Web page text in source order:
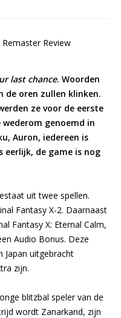
last chance. Woorden
de oren zullen klinken.
ze voor de eerste
genoemd in
Auron, iedereen is
eerlijk, de game is nog
uit twee spellen.
Fantasy X-2. Daarnaast
Fantasy X: Eternal Calm,
Audio Bonus. Deze
Japan uitgebracht
zijn.
blitzbal speler van de
wordt Zanarkand, zijn